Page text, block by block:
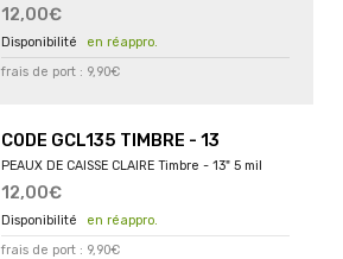
12,00€
en réappro.
frais de port : 9,90€
CODE GCL135 TIMBRE - 13
PEAUX DE CAISSE CLAIRE Timbre - 13" 5 mil
12,00€
en réappro.
frais de port : 9,90€